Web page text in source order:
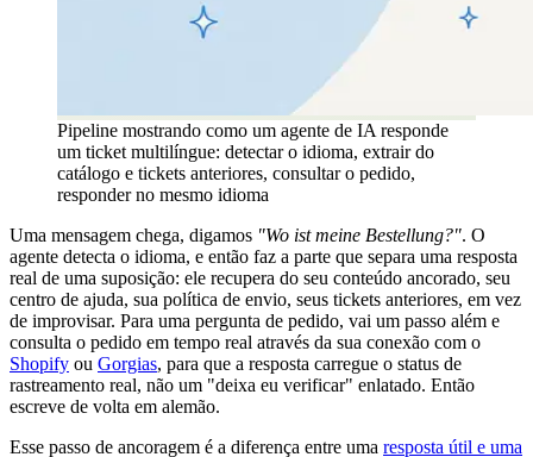
Pipeline mostrando como um agente de IA responde
um ticket multilíngue: detectar o idioma, extrair do
catálogo e tickets anteriores, consultar o pedido,
responder no mesmo idioma
Uma mensagem chega, digamos "Wo ist meine Bestellung?". O
agente detecta o idioma, e então faz a parte que separa uma resposta
real de uma suposição: ele recupera do seu conteúdo ancorado, seu
centro de ajuda, sua política de envio, seus tickets anteriores, em vez
de improvisar. Para uma pergunta de pedido, vai um passo além e
consulta o pedido em tempo real através da sua conexão com o
Shopify ou Gorgias, para que a resposta carregue o status de
rastreamento real, não um "deixa eu verificar" enlatado. Então
escreve de volta em alemão.
Esse passo de ancoragem é a diferença entre uma resposta útil e uma